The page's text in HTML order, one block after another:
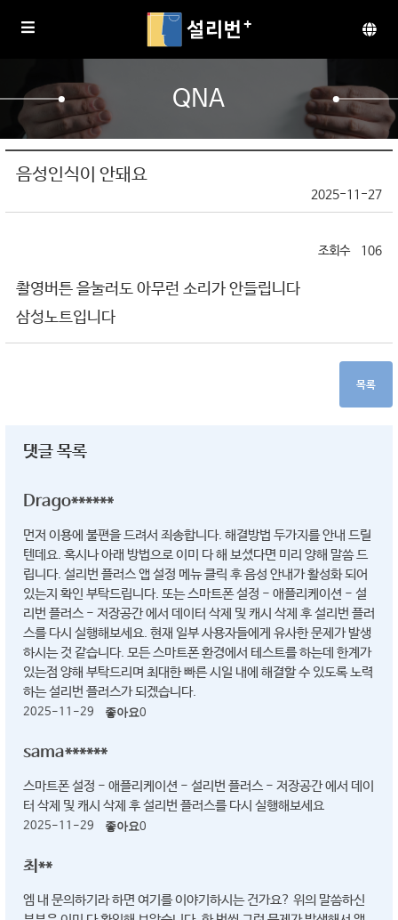
QNA
음성인식이 안돼요
2025-11-27
106
촬영버튼 을눌러도 아무런 소리가 안들립니다
삼성노트입니다
목록
댓글 목록
Drago******
먼저 이용에 불편을 드려서 죄송합니다. 해결방법 두가지를 안내 드릴
텐데요. 혹시나 아래 방법으로 이미 다 해 보셨다면 미리 양해 말씀 드
립니다. 설리번 플러스 앱 설정 메뉴 클릭 후 음성 안내가 활성화 되어
있는지 확인 부탁드립니다. 또는 스마트폰 설정 - 애플리케이션 - 설
리번 플러스 - 저장공간 에서 데이터 삭제 및 캐시 삭제 후 설리번 플러
스를 다시 실행해보세요. 현재 일부 사용자들에게 유사한 문제가 발생
하시는 것 같습니다. 모든 스마트폰 환경에서 테스트를 하는데 한계가
있는점 양해 부탁드리며 최대한 빠른 시일 내에 해결할 수 있도록 노력
하는 설리번 플러스가 되겠습니다.
2025-11-29 좋아요0
sama******
스마트폰 설정 - 애플리케이션 - 설리번 플러스 - 저장공간 에서 데이
터 삭제 및 캐시 삭제 후 설리번 플러스를 다시 실행해보세요
2025-11-29 좋아요0
최**
엠 내 문의하기라 하면 여기를 이야기하시는 건가요? 위의 말씀하신